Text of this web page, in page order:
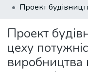
Пошук за критеріями
Статистика
Проект
цеху
виробництва